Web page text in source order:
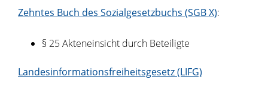
Zehntes Buch des Sozialgesetzbuchs (SGB X):
§ 25Akteneinsicht durch Beteiligte
Landesinformationsfreiheitsgesetz (LIFG)